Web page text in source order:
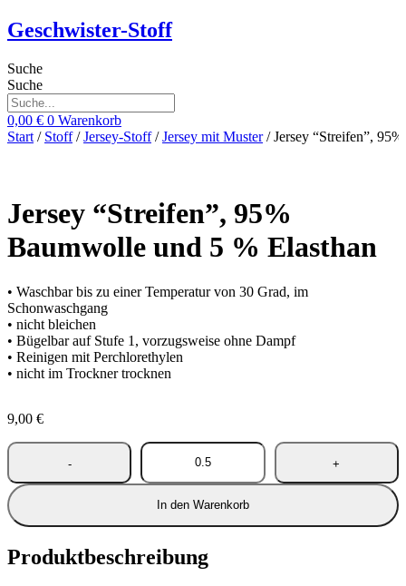
Zum
Inhalt
Geschwister-Stoff
Suche
Suche
0,00 € 0 Warenkorb
Start / Stoff/Jersey-Stoff/Jersey mit Muster/ Jersey “Streifen”,
Jersey “Streifen”, 95%
Baumwolle und 5 % Elasthan
• Waschbar bis zu einer Temperatur von 30 Grad, im
Schonwaschgang
• nicht bleichen
• Bügelbar auf Stufe 1, vorzugsweise ohne Dampf
• Reinigen mit Perchlorethylen
• nicht im Trockner trocknen
9,00 €
In den Warenkorb
Produktbeschreibung